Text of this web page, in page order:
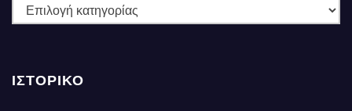
ΚΑΤΗΓΟΡΙΕΣ
ΙΣΤΟΡΙΚΌ